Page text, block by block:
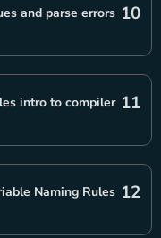
10
and parse errors
11
intro to compiler
12
Naming Rules